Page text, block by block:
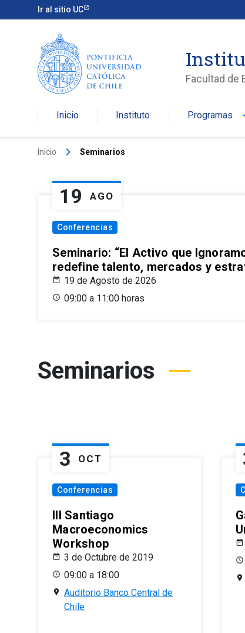
Ir al sitio UC
Facultad de
Inicio Instituto Programas
Inicio keyboard_arrow_right Seminarios
19 AGO
Conferencias
Seminario: “El Activo que
redefine talento, mercados y
19 de Agosto de 2026
09:00 a 11:00 horas
Seminarios
3 OCT
Conferencias
III Santiago
Macroeconomics
Workshop
3 de Octubre de 2019
09:00 a 18:00
Auditorio Banco Central de
Chile